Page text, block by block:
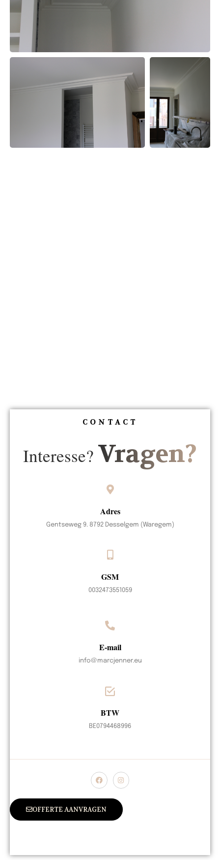
CONTACT
Interesse? Vragen?
Adres
Gentseweg 9. 8792 Desselgem (Waregem)
GSM
0032473551059
E-mail
info@marcjenner.eu
BTW
BE0794468996
OFFERTE AANVRAGEN